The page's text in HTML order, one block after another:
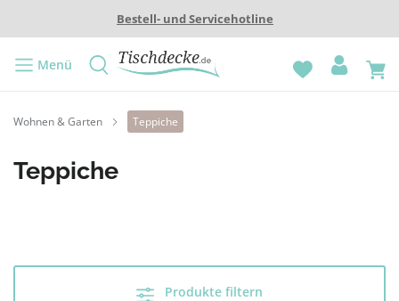
Bestell- und Servicehotline
Menü
Wohnen & Garten Teppiche
Teppiche
Produkte filtern